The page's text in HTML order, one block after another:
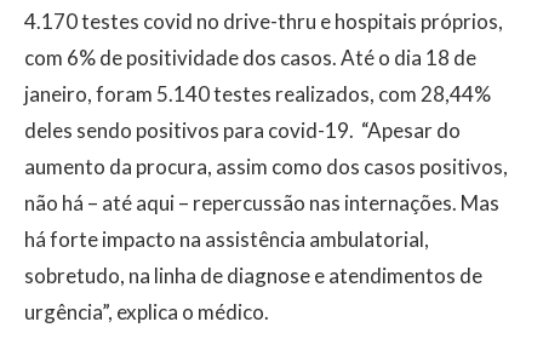
4.170 testes covid no drive-thru e hospitais próprios,
com 6% de positividade dos casos. Até o dia 18 de
janeiro, foram 5.140 testes realizados, com 28,44%
deles sendo positivos para covid-19. “Apesar do
aumento da procura, assim como dos casos positivos,
não há – até aqui – repercussão nas internações. Mas
há forte impacto na assistência ambulatorial,
sobretudo, na linha de diagnose e atendimentos de
urgência”, explica o médico.